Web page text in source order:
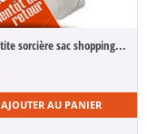
Kiki la petite sorcière sac shopping iji Au milieu des fleurs
AJOUTER AU PANIER